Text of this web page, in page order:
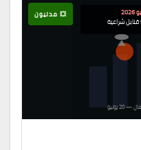
💥 مدنيون